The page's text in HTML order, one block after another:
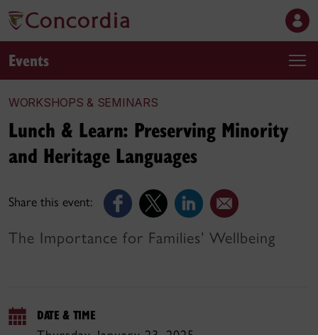
Events
WORKSHOPS & SEMINARS
Share this event:
Lunch & Learn: Preserving Minority
and Heritage Languages
The Importance for Families’ Wellbeing
DATE & TIME